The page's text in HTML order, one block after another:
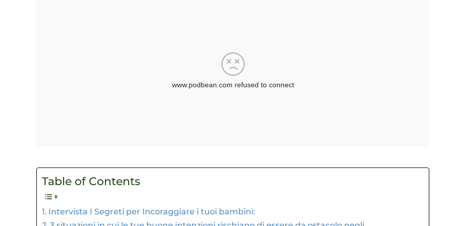
Table of Contents
Intervista I Segreti per Incoraggiare i tuoi bambini: